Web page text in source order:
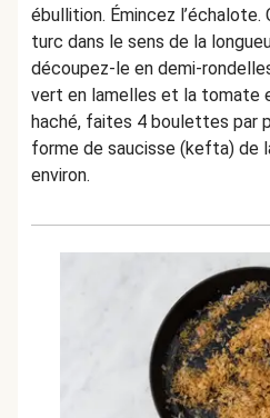
ébullition. Émincez
turc dans le sens de la
découpez-le en demi-
vert en lamelles et la tomate
haché, faites 4 boulettes par
forme de saucisse (kefta) de
environ.